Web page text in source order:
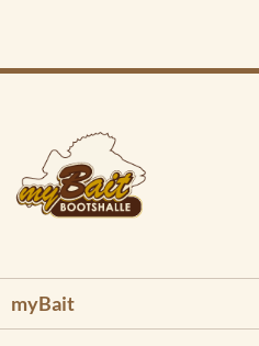
myBait